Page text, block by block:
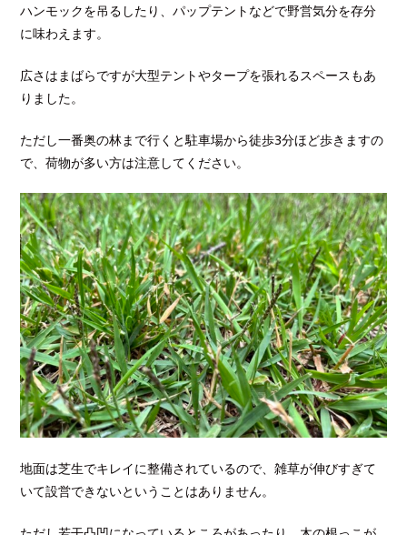
ハンモックを吊るしたり、パップテントなどで野営気分を存分
に味わえます。
広さはまばらですが大型テントやタープを張れるスペースもあ
りました。
ただし一番奥の林まで行くと駐車場から徒歩3分ほど歩きますの
で、荷物が多い方は注意してください。
地面は芝生でキレイに整備されているので、雑草が伸びすぎて
いて設営できないということはありません。